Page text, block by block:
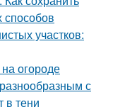
участков:
огороде
с
в тени